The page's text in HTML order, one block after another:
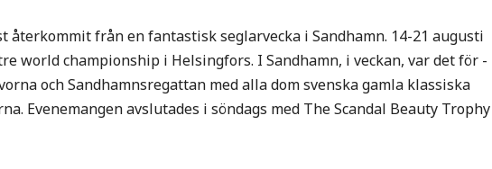
återkommit från en fantastisk seglarvecka i Sandhamn. 14-21 augusti
world championship i Helsingfors. I Sandhamn, i veckan, var det för -
och Sandhamnsregattan med alla dom svenska gamla klassiska
Evenemangen avslutades i söndags med The Scandal Beauty Trophy